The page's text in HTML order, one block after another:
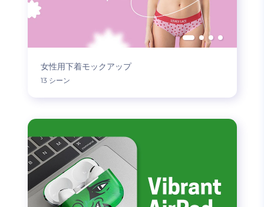
女性用下着モックアップ
13 シーン